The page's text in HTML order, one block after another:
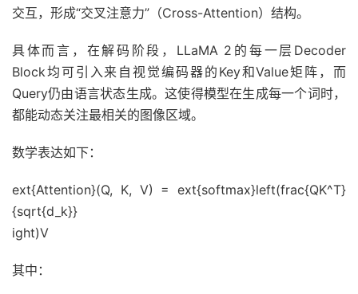
交互，形成“交叉注意力”（Cross-Attention）结构。
具体而言，在解码阶段，LLaMA 2的每一层Decoder
Block均可引入来自视觉编码器的Key和Value矩阵，而
Query仍由语言状态生成。这使得模型在生成每一个词时，
都能动态关注最相关的图像区域。
数学表达如下：
ext{Attention}(Q, K, V) = ext{softmax}left(frac{QK^T}
{sqrt{d_k}}
ight)V
其中：